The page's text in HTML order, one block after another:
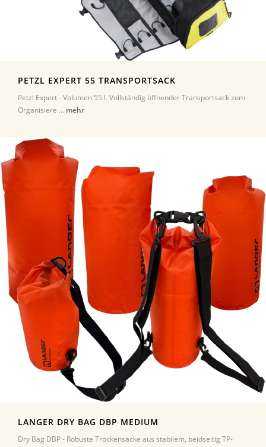
PETZL EXPERT 55 TRANSPORTSACK
Petzl Expert - Volumen 55 l. Vollständig öffnender Transportsack zum
Organisiere ... mehr
LANGER DRY BAG DBP MEDIUM
Dry Bag DBP - Robuste Trockensäcke aus stabilem, beidseitig TP-